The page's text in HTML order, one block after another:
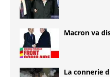
Macron va
La connerie